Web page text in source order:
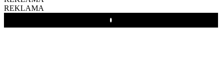
REKLAMA
Play